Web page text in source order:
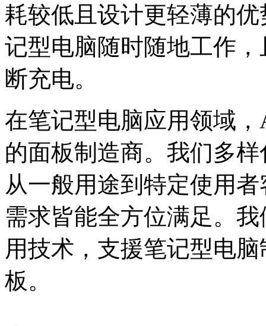
耗较低且设计更轻薄的
记型电脑随时随地工作
断充电。
在笔记型电脑应用领域
的面板制造商。我们多
从一般用途到特定使用
需求皆能全方位满足。
用技术，支援笔记型电
板。